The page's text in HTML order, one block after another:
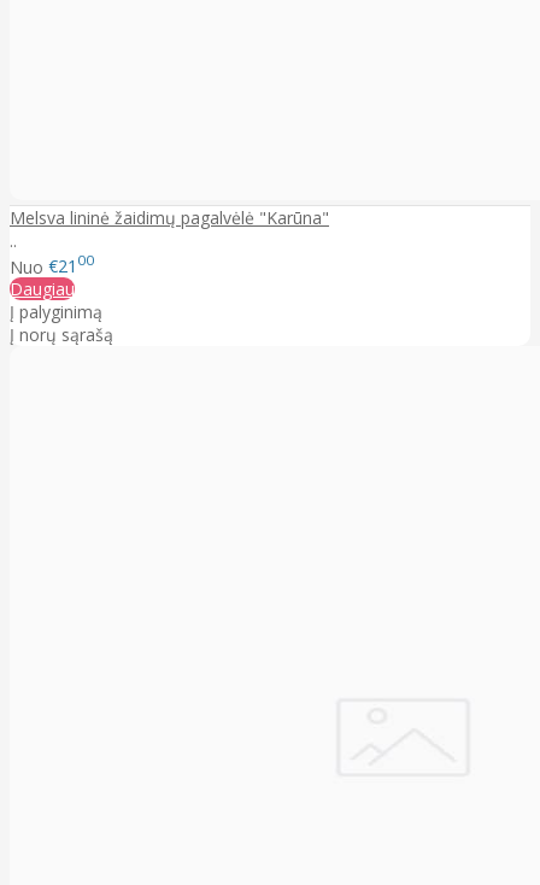
Melsva lininė žaidimų pagalvėlė "Karūna"
..
Nuo €21 00
Daugiau
Į palyginimą
Į norų sąrašą